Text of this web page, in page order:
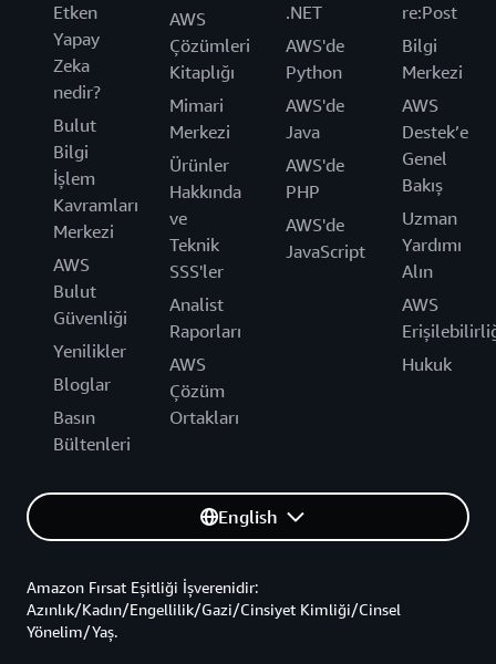
Etken
Yapay
Zeka
nedir?
Bulut
Bilgi
İşlem
Kavramları
Merkezi
AWS
Bulut
Güvenliği
Yenilikler
Bloglar
Basın
Bültenleri
AWS
Çözümleri
Kitaplığı
Mimari
Merkezi
Ürünler
Hakkında
ve
Teknik
SSS'ler
Analist
Raporları
AWS
Çözüm
Ortakları
.NET
AWS'de
Python
AWS'de
Java
AWS'de
PHP
AWS'de
JavaScript
re:Post
Bilgi
Merkezi
AWS
Destek’e
Genel
Bakış
Uzman
Yardımı
Alın
AWS
Hukuk
English
Amazon Fırsat Eşitliği İşverenidir:
Azınlık/Kadın/Engellilik/Gazi/Cinsiyet Kimliği/Cinsel
Yönelim/Yaş.